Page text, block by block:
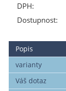
DPH:
Dostupnost:
Popis
varianty
Váš dotaz